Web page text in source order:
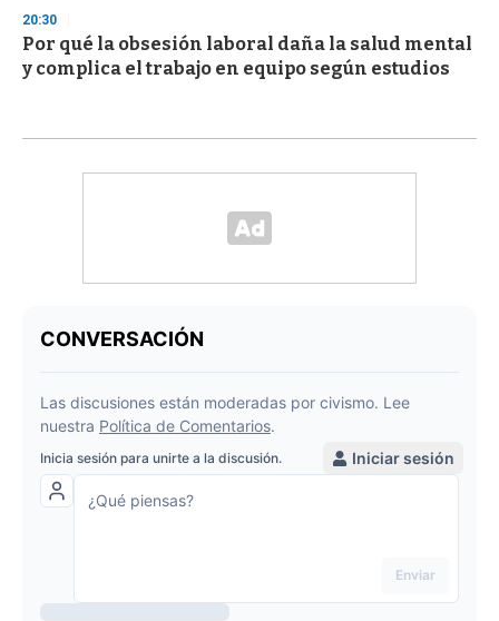
20:30
Por qué la obsesión laboral daña la salud mental
y complica el trabajo en equipo según estudios